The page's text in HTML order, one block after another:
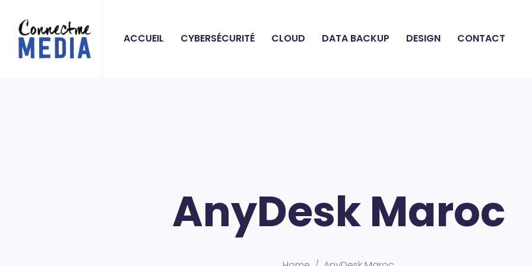
ACCUEIL CYBERSÉCURITÉ CLOUD DATA BACKUP DESIGN CONTACT
AnyDesk Maroc